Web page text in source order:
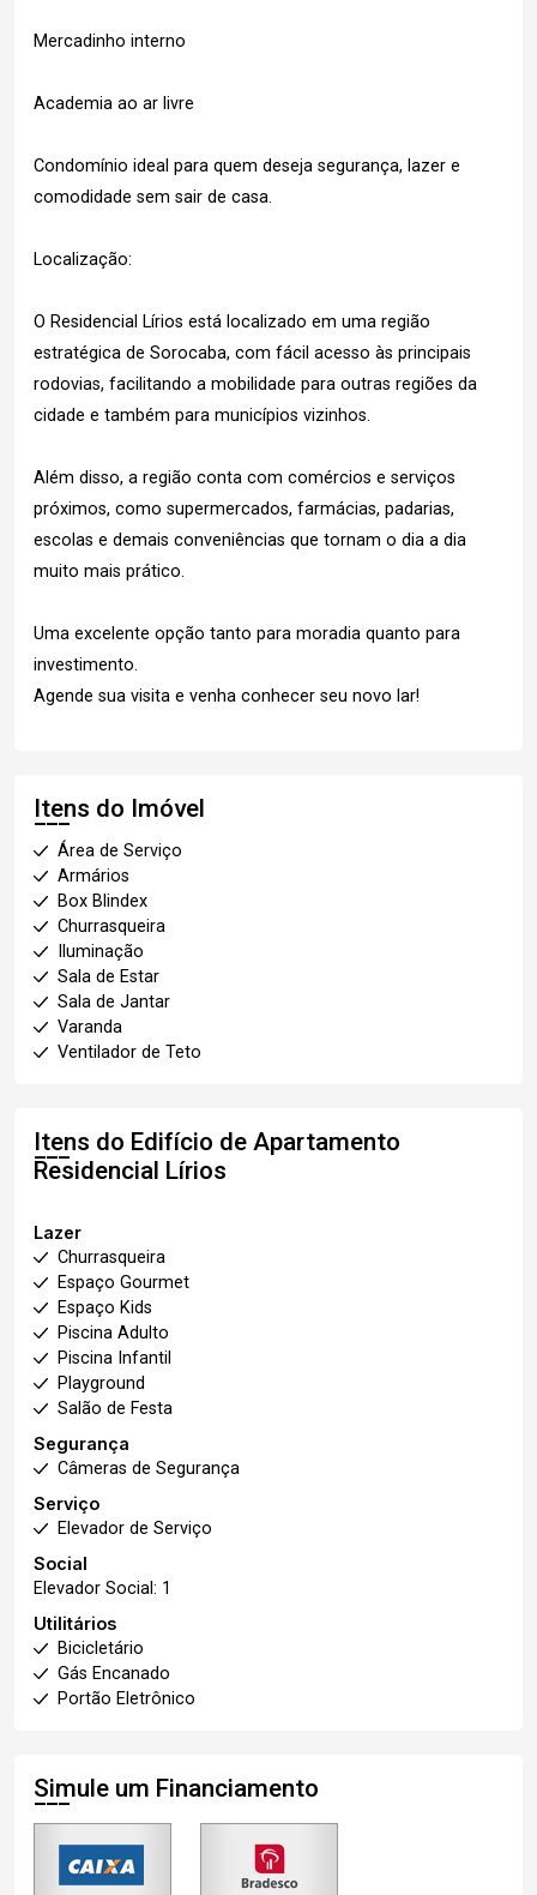
Mercadinho interno
Academia ao ar livre
Condomínio ideal para quem deseja segurança, lazer e
comodidade sem sair de casa.
Localização:
O Residencial Lírios está localizado em uma região
estratégica de Sorocaba, com fácil acesso às principais
rodovias, facilitando a mobilidade para outras regiões da
cidade e também para municípios vizinhos.
Além disso, a região conta com comércios e serviços
próximos, como supermercados, farmácias, padarias,
escolas e demais conveniências que tornam o dia a dia
muito mais prático.
Uma excelente opção tanto para moradia quanto para
investimento.
Agende sua visita e venha conhecer seu novo lar!
Itens do Imóvel
Área de Serviço
Armários
Box Blindex
Churrasqueira
Iluminação
Sala de Estar
Sala de Jantar
Varanda
Ventilador de Teto
Itens do Edifício de Apartamento
Residencial Lírios
Lazer
Churrasqueira
Espaço Gourmet
Espaço Kids
Piscina Adulto
Piscina Infantil
Playground
Salão de Festa
Segurança
Câmeras de Segurança
Serviço
Elevador de Serviço
Social
Elevador Social: 1
Utilitários
Bicicletário
Gás Encanado
Portão Eletrônico
Simule um Financiamento